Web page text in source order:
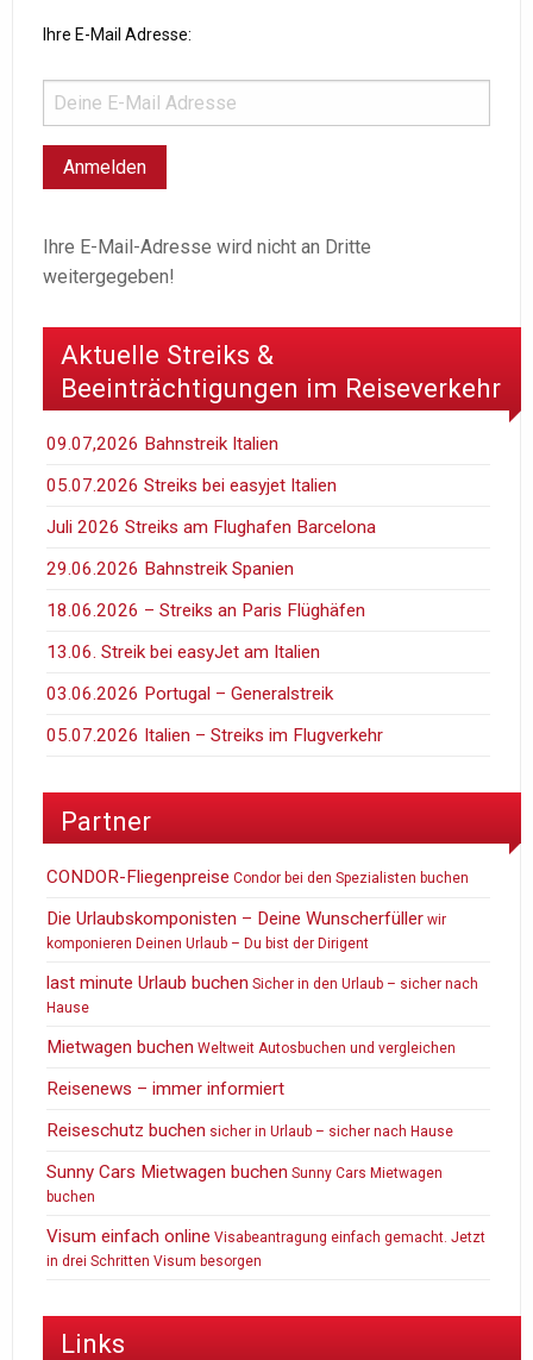
Ihre E-Mail Adresse:
Ihre E-Mail-Adresse wird nicht an Dritte
weitergegeben!
Aktuelle Streiks &
Beeinträchtigungen im Reiseverkehr
09.07,2026 Bahnstreik Italien
05.07.2026 Streiks bei easyjet Italien
Juli 2026 Streiks am Flughafen Barcelona
29.06.2026 Bahnstreik Spanien
18.06.2026 – Streiks an Paris Flüghäfen
13.06. Streik bei easyJet am Italien
03.06.2026 Portugal – Generalstreik
05.07.2026 Italien – Streiks im Flugverkehr
Partner
CONDOR-Fliegenpreise Condor bei den Spezialisten buchen
Die Urlaubskomponisten – Deine Wunscherfüller wir
komponieren Deinen Urlaub – Du bist der Dirigent
last minute Urlaub buchen Sicher in den Urlaub – sicher nach
Hause
Mietwagen buchen Weltweit Autosbuchen und vergleichen
Reisenews – immer informiert
Reiseschutz buchen sicher in Urlaub – sicher nach Hause
Sunny Cars Mietwagen buchen Sunny Cars Mietwagen
buchen
Visum einfach online Visabeantragung einfach gemacht. Jetzt
in drei Schritten Visum besorgen
Links